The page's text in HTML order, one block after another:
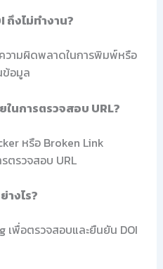
ถึงไม่ทำงาน?
ความผิดพลาดในการพิมพ์หรือ
ข้อมูล
ในการตรวจสอบ URL?
หรือ Broken Link
ตรวจสอบ URL
างไร?
เพื่อตรวจสอบและยืนยัน DOI